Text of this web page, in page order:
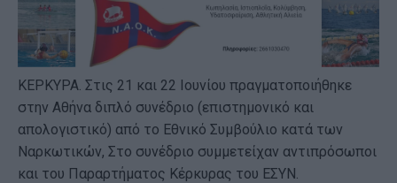
ΚΕΡΚΥΡΑ. Στις 21 και 22 Ιουνίου πραγματοποιήθηκε
στην Αθήνα διπλό συνέδριο (επιστημονικό και
απολογιστικό) από το Εθνικό Συμβούλιο κατά των
Ναρκωτικών, Στο συνέδριο συμμετείχαν αντιπρόσωποι
και του Παραρτήματος Κέρκυρας του ΕΣΥΝ.